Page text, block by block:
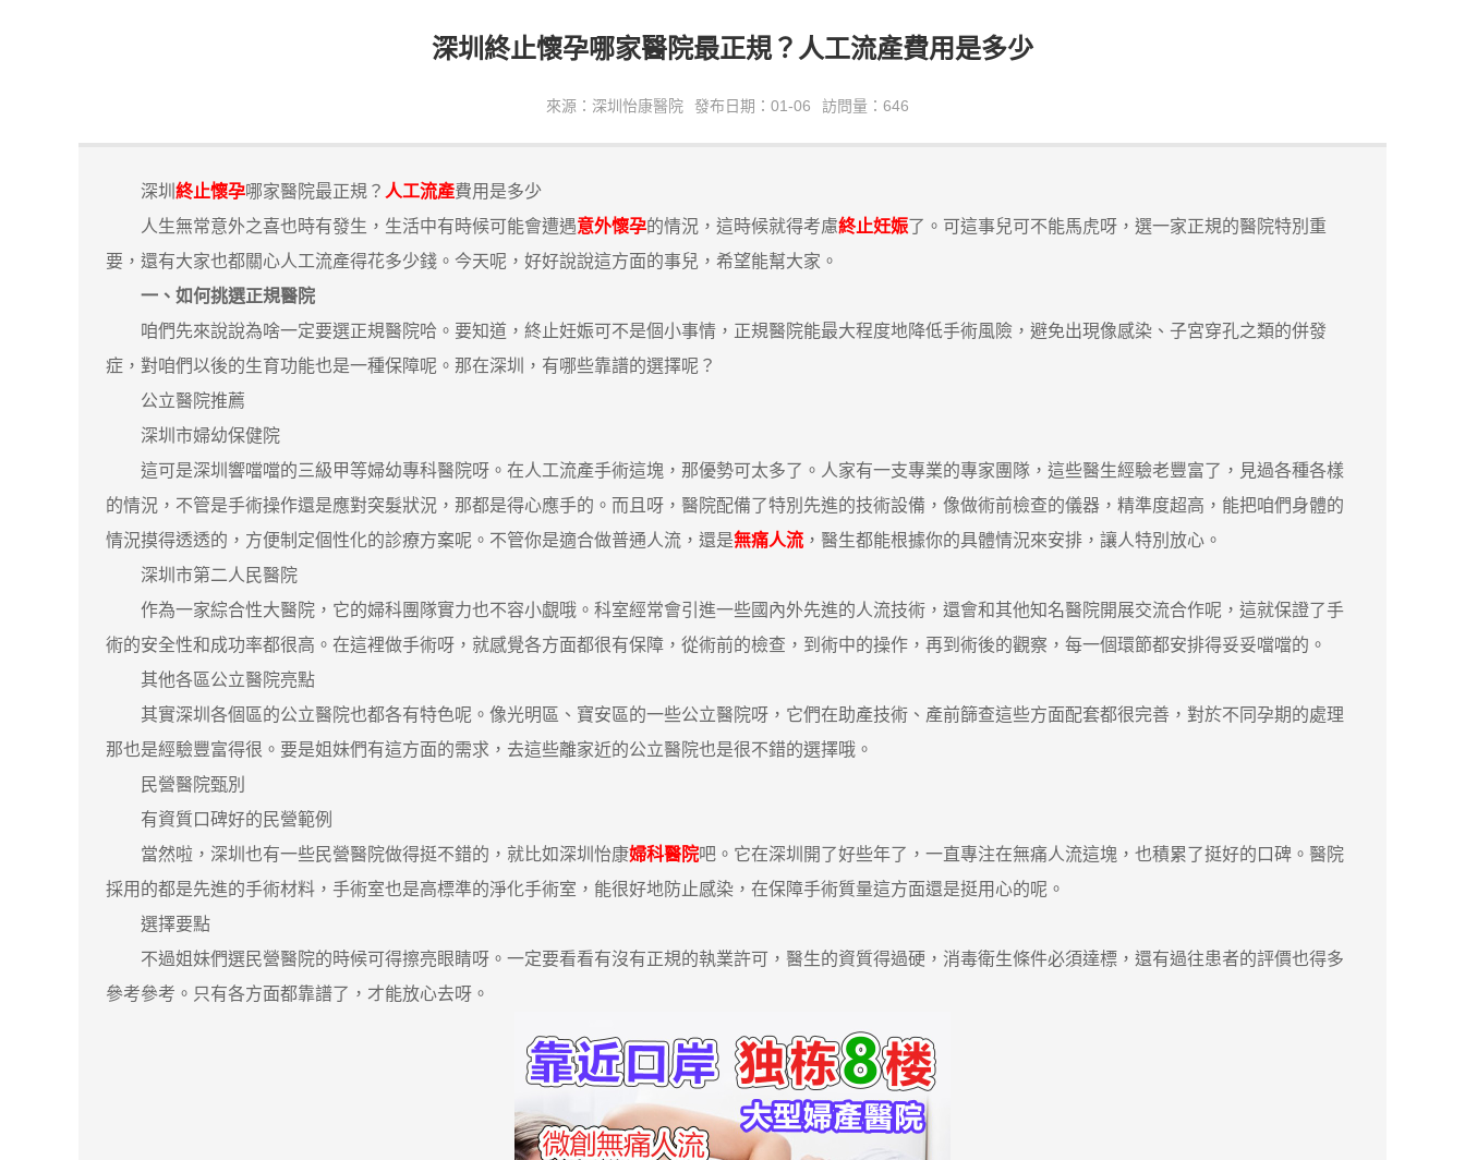
深圳終止懷孕哪家醫院最正規？人工流產費用是多少
來源：深圳怡康醫院 發布日期：01-06 訪問量：646
深圳 終止懷孕哪家醫院最正規？ 人工流產費用是多少
人生無常意外之喜也時有發生，生活中有時候可能會遭遇意外懷孕的情況，這時候就得考慮終止妊娠了。可這事兒可不能馬虎呀，選一家正規的醫院特別重
要，還有大家也都關心人工流產得花多少錢。今天呢，好好說說這方面的事兒，希望能幫大家。
一、如何挑選正規醫院
咱們先來說說為啥一定要選正規醫院哈。要知道，終止妊娠可不是個小事情，正規醫院能最大程度地降低手術風險，避免出現像感染、子宮穿孔之類的併發
症，對咱們以後的生育功能也是一種保障呢。那在深圳，有哪些靠譜的選擇呢？
公立醫院推薦
深圳市婦幼保健院
這可是深圳響噹噹的三級甲等婦幼專科醫院呀。在人工流產手術這塊，那優勢可太多了。人家有一支專業的專家團隊，這些醫生經驗老豐富了，見過各種各樣
的情況，不管是手術操作還是應對突髮狀況，那都是得心應手的。而且呀，醫院配備了特別先進的技術設備，像做術前檢查的儀器，精準度超高，能把咱們身體的
情況摸得透透的，方便制定個性化的診療方案呢。不管你是適合做普通人流，還是無痛人流 ，醫生都能根據你的具體情況來安排，讓人特別放心。
深圳市第二人民醫院
作為一家綜合性大醫院，它的婦科團隊實力也不容小覷哦。科室經常會引進一些國內外先進的人流技術，還會和其他知名醫院開展交流合作呢，這就保證了手
術的安全性和成功率都很高。在這裡做手術呀，就感覺各方面都很有保障，從術前的檢查，到術中的操作，再到術後的觀察，每一個環節都安排得妥妥噹噹的。
其他各區公立醫院亮點
其實深圳各個區的公立醫院也都各有特色呢。像光明區、寶安區的一些公立醫院呀，它們在助產技術、產前篩查這些方面配套都很完善，對於不同孕期的處理
那也是經驗豐富得很。要是姐妹們有這方面的需求，去這些離家近的公立醫院也是很不錯的選擇哦。
民營醫院甄別
有資質口碑好的民營範例
當然啦，深圳也有一些民營醫院做得挺不錯的，就比如深圳怡康婦科醫院吧。它在深圳開了好些年了，一直專注在無痛人流這塊，也積累了挺好的口碑。醫院
採用的都是先進的手術材料，手術室也是高標準的淨化手術室，能很好地防止感染，在保障手術質量這方面還是挺用心的呢。
選擇要點
不過姐妹們選民營醫院的時候可得擦亮眼睛呀。一定要看看有沒有正規的執業許可，醫生的資質得過硬，消毒衛生條件必須達標，還有過往患者的評價也得多
參考參考。只有各方面都靠譜了，才能放心去呀。